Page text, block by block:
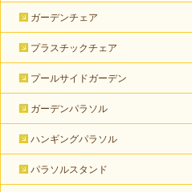
ガーデンチェア
プラスチックチェア
プールサイドガーデン
ガーデンパラソル
ハンギングパラソル
パラソルスタンド